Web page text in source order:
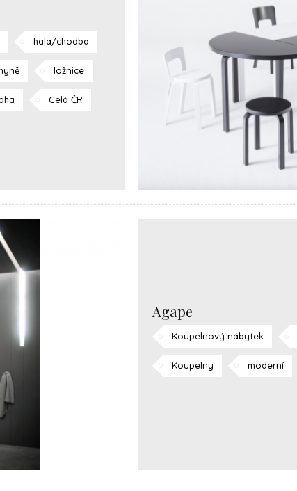
hala/chodba
ložnice
Celá ČR
Agape
Koupelnový nábytek
Koupelny moderní